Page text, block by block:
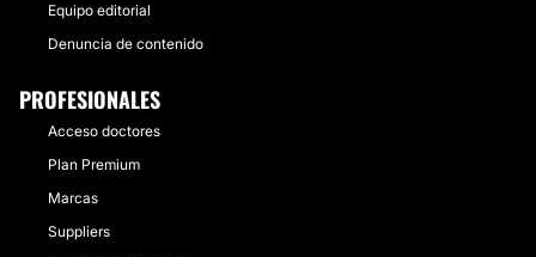
Equipo editorial
Denuncia de contenido
PROFESIONALES
Acceso doctores
Plan Premium
Marcas
Suppliers